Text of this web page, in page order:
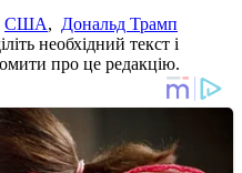
США, Дональд Трамп
необхідний текст і
про це редакцію.